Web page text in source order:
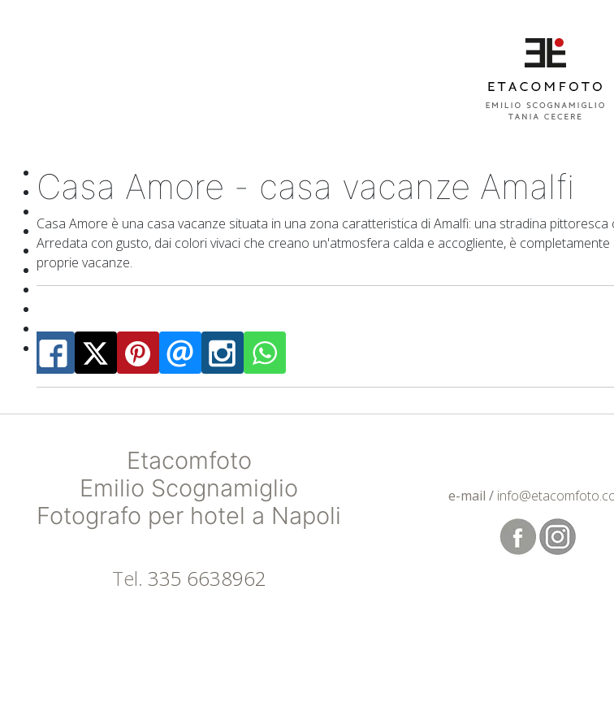
Casa Amore - casa vacanze Amalfi
Casa Amore è una casa vacanze situata in una zona caratteristica di Amalfi: una stradina
Arredata con gusto, dai colori vivaci che creano un'atmosfera calda e accogliente, è
proprie vacanze.
Etacomfoto
Emilio Scognamiglio
Fotografo per hotel a Napoli
Tel. 335 6638962
e-mail /